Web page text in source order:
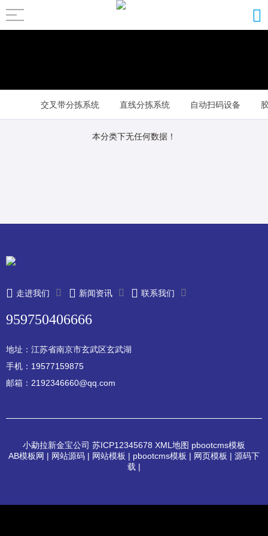
交叉带分拣系统 直线分拣系统 自动扫码设备
其它配套设备
本分类下无任何数据！
走进我们 新闻资讯 联系我们
959750406666
地址：江苏省南京市玄武区玄武湖
手机：19577159875
邮箱：2192346660@qq.com
小勐拉新金宝公司 苏ICP12345678 XML地图 pbootcms模板
AB模板网 | 网站源码 | 网站模板 | pbootcms模板 | 网页模板 | 源码下
载 |